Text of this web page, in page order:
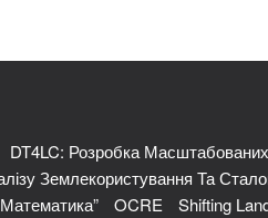
DT4LC: Розробка
Землекористування Та
OCRE Shifting